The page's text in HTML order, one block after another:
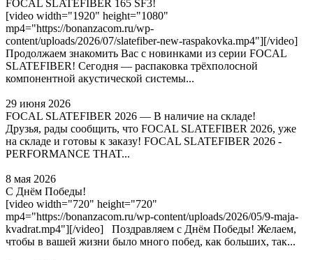
FOCAL SLATEFIBER 165 SF3!
[video width="1920" height="1080"
mp4="https://bonanzacom.ru/wp-
content/uploads/2026/07/slatefiber-new-raspakovka.mp4"][/video]
Продолжаем знакомить Вас с новинками из серии FOCAL
SLATEFIBER! Сегодня — распаковка трёхполосной
компонентной акустической системы...
29 июня 2026
FOCAL SLATEFIBER 2026 — В наличие на складе!
Друзья, рады сообщить, что FOCAL SLATEFIBER 2026, уже
на складе и готовы к заказу! FOCAL SLATEFIBER 2026 -
PERFORMANCE THAT...
8 мая 2026
С Днём Победы!
[video width="720" height="720"
mp4="https://bonanzacom.ru/wp-content/uploads/2026/05/9-maja-
kvadrat.mp4"][/video] Поздравляем с Днём Победы! Желаем,
чтобы в вашей жизни было много побед, как больших, так...